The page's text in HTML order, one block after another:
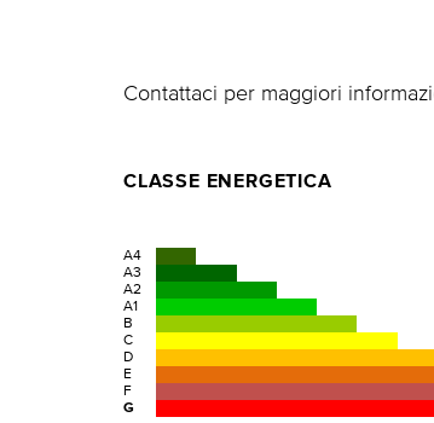
Contattaci per maggiori
CLASSE ENERGETICA
A4
A3
A2
A1
B
C
D
E
F
G